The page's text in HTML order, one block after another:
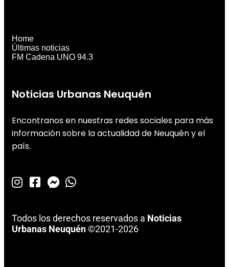
Noticias Urbanas Neuquén
Encontranos en nuestras redes sociales para más
información sobre la actualidad de Neuquén y el
país.
Todos los derechos reservados a Noticias
Urbanas Neuquén©2021-2026
Home
Últimas noticias
FM Cadena UNO 94.3